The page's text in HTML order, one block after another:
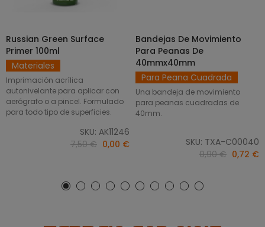
AÑADIR AL CARRITO
Russian Green Surface
Primer 100ml
Materiales
Imprimación acrílica
autonivelante para aplicar con
aerógrafo o a pincel. Formulado
para todo tipo de superficies.
SKU: AK11246
7,50 € 0,00 €
SELECCIONAR OPCIONES
Bandejas De Movimiento
Para Peanas De
40mmx40mm
Para Peana Cuadrada
Una bandeja de movimiento
para peanas cuadradas de
40mm.
SKU: TXA-C00040
0,90 € 0,72 €